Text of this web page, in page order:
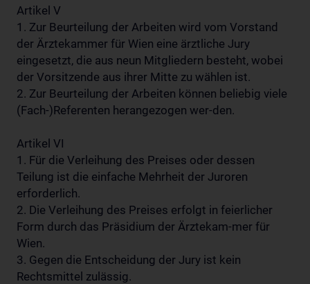
Artikel V
1. Zur Beurteilung der Arbeiten wird vom Vorstand
der Ärztekammer für Wien eine ärztliche Jury
eingesetzt, die aus neun Mitgliedern besteht, wobei
der Vorsitzende aus ihrer Mitte zu wählen ist.
2. Zur Beurteilung der Arbeiten können beliebig viele
(Fach-)Referenten herangezogen wer-den.
Artikel VI
1. Für die Verleihung des Preises oder dessen
Teilung ist die einfache Mehrheit der Juroren
erforderlich.
2. Die Verleihung des Preises erfolgt in feierlicher
Form durch das Präsidium der Ärztekam-mer für
Wien.
3. Gegen die Entscheidung der Jury ist kein
Rechtsmittel zulässig.